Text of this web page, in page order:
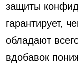
защиты
гарантирует,
обладают
вдобавок